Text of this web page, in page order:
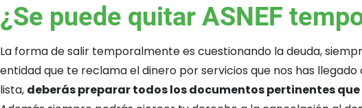
¿Se puede quitar ASNEF
La forma de salir temporalmente es cuestionando la deuda,
entidad que te reclama el dinero por servicios que nos has
lista, deberás preparar todos los documentos pertinentes